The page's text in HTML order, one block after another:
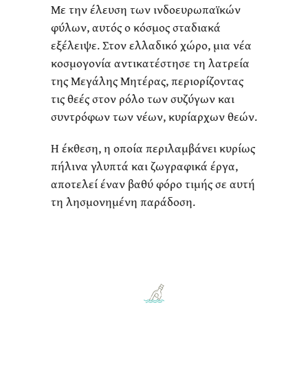
Με την έλευση των ινδοευρωπαϊκών
φύλων, αυτός ο κόσμος σταδιακά
εξέλειψε. Στον ελλαδικό χώρο, μια νέα
κοσμογονία αντικατέστησε τη λατρεία
της Μεγάλης Μητέρας, περιορίζοντας
τις θεές στον ρόλο των συζύγων και
συντρόφων των νέων, κυρίαρχων θεών.
Η έκθεση, η οποία περιλαμβάνει κυρίως
πήλινα γλυπτά και ζωγραφικά έργα,
αποτελεί έναν βαθύ φόρο τιμής σε αυτή
τη λησμονημένη παράδοση.